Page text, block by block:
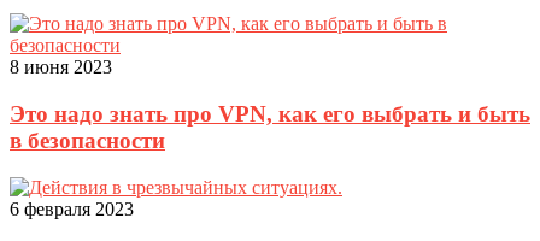
8 июня 2023
Это надо знать про VPN, как его выбрать и быть
в безопасности
6 февраля 2023